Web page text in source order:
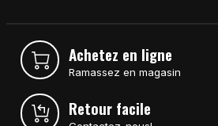
Achetez en ligne
Ramassez en magasin
Retour facile